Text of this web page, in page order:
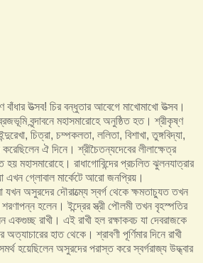
বাঁধার উত্সব! চির বন্ধুতার আবেগে মাখোমাখো উত্সব।
বৃন্দাবনে মহাসমারোহে অনুষ্ঠিত হত। শ্রীকৃষ্ণ
চিত্রা, চম্পকলতা, ললিতা, বিশাখা, তুঙ্গবিদ্যা,
করেছিলেন ঐ দিনে। শ্রীচৈতন্যদেবের লীলাক্ষেত্র
মহাসমারোহে। রাধাগোবিন্দের প্রচলিত ঝুলনযাত্রার
এখন গ্লোবাল মার্কেটে আরো জনপ্রিয়।
যখন অসুরদের দৌরাত্ম্যে স্বর্গ থেকে ক্ষমতাচ্যুত তখন
হলেন। ইন্দ্রের স্ত্রী পৌলমী তখন বৃহস্পতির
একগুচ্ছ রাখী। এই রাখী হল রক্ষাকবচ যা দেবরাজকে
হাত থেকে। শ্রাবণী পূর্ণিমার দিনে রাখী
হয়েছিলেন অসুরদের পরাস্ত করে স্বর্গরাজ্য উদ্ধ্বার